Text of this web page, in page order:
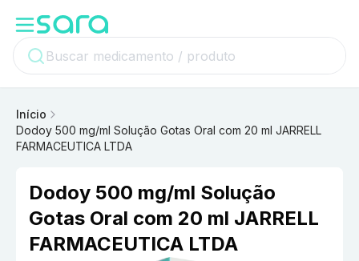
Início
Dodoy 500 mg/ml Solução Gotas Oral com 20 ml JARRELL
FARMACEUTICA LTDA
Dodoy 500 mg/ml Solução
Gotas Oral com 20 ml JARRELL
FARMACEUTICA LTDA